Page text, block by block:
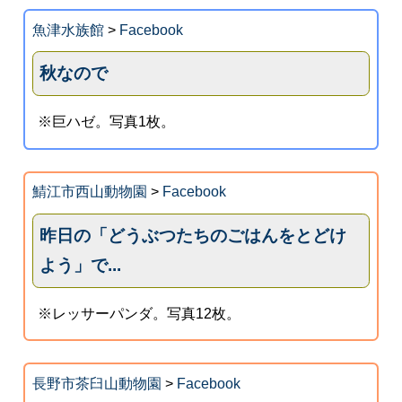
魚津水族館> Facebook
秋なので
※巨ハゼ。写真1枚。
鯖江市西山動物園 > Facebook
昨日の「どうぶつたちのごはんをとどけ
よう」で...
※レッサーパンダ。写真12枚。
長野市茶臼山動物園 > Facebook